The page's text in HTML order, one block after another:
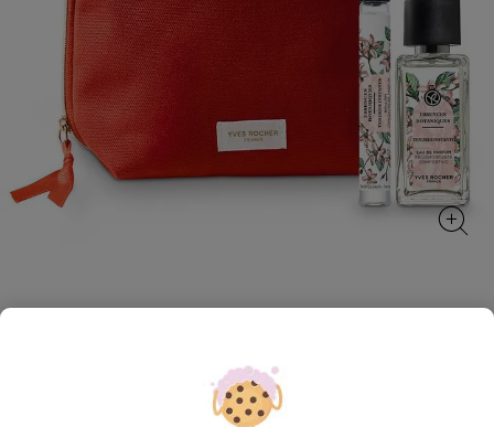
Un parfum floral musqué qui insuffle douceur et
réconfort